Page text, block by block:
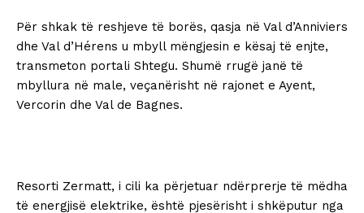
Për shkak të reshjeve të borës, qasja në Val d’Anniviers
dhe Val d’Hérens u mbyll mëngjesin e kësaj të enjte,
transmeton portali Shtegu. Shumë rrugë janë të
mbyllura në male, veçanërisht në rajonet e Ayent,
Vercorin dhe Val de Bagnes.
Resorti Zermatt, i cili ka përjetuar ndërprerje të mëdha
të energjisë elektrike, është pjesërisht i shkëputur nga